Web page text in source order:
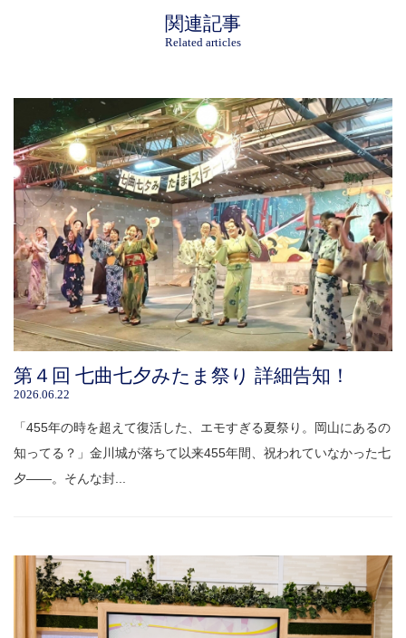
関連記事
Related articles
第４回 七曲七夕みたま祭り 詳細告知！
2026.06.22
「455年の時を超えて復活した、エモすぎる夏祭り。岡山にあるの
知ってる？」金川城が落ちて以来455年間、祝われていなかった七
夕――。そんな封...